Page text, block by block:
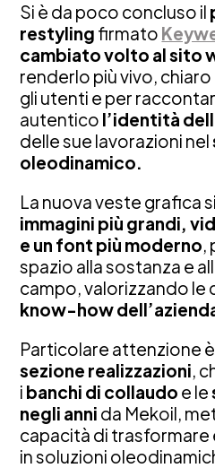
Si è da poco concluso il
restyling firmato
cambiato volto al sito
renderlo più vivo,
gli utenti e per
autentico l’identità
delle sue lavorazioni nel
oleodinamico.
La nuova veste grafica
immagini più grandi,
e un font più moderno,
spazio alla sostanza e
campo, valorizzando le
know-how
Particolare attenzione
sezione realizzazioni,
i banchi di collaudo e le
negli anni da Mekoil,
capacità di
in soluzioni